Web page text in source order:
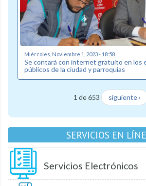
Miércoles, Noviembre 1, 2023 - 18:58
Se contará con internet gratuito en los
públicos de la ciudad y parroquias
1 de 653 siguiente ›
SERVICIOS EN
Servicios Electrónicos